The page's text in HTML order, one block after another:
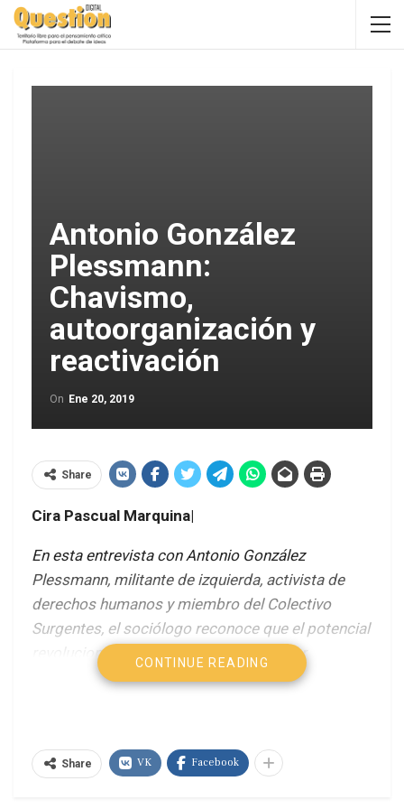
Antonio González
Plessmann:
Chavismo,
autoorganización y
reactivación
On Ene 20, 2019
Share
Cira Pascual Marquina|
En esta entrevista con Antonio González
Plessmann, militante de izquierda, activista de
derechos humanos y miembro del Colectivo
Surgentes, el sociólogo reconoce que el potencial
revolucionario del chavismo puede estar
aletargado, pero puede reactivarse en cualquier
intensa participación popular, desde la
CONTINUE READING
Share VK Facebook